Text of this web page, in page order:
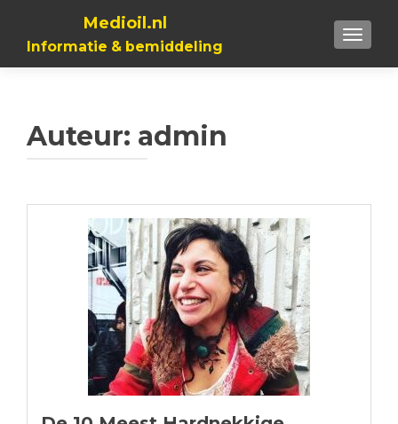
Medioil.nl
Informatie & bemiddeling
Auteur: admin
Berichtnavigatie